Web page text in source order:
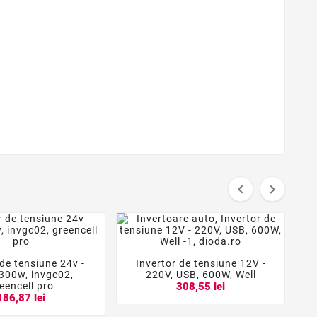
 
 
tensiune 24v -
invgc02,
pro
lei
  
Invertor de tensiune 12V -
220V, USB, 600W, Well
308,55 lei